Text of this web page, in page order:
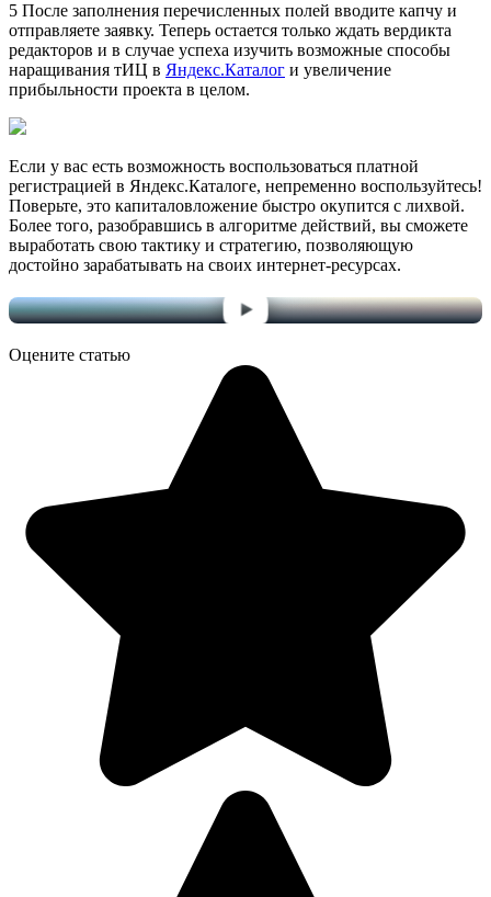
5 После заполнения перечисленных полей вводите капчу и
отправляете заявку. Теперь остается только ждать вердикта
редакторов и в случае успеха изучить возможные способы
наращивания тИЦ в Яндекс.Каталог и увеличение
прибыльности проекта в целом.
Если у вас есть возможность воспользоваться платной
регистрацией в Яндекс.Каталоге, непременно воспользуйтесь!
Поверьте, это капиталовложение быстро окупится с лихвой.
Более того, разобравшись в алгоритме действий, вы сможете
выработать свою тактику и стратегию, позволяющую
достойно зарабатывать на своих интернет-ресурсах.
Оцените статью